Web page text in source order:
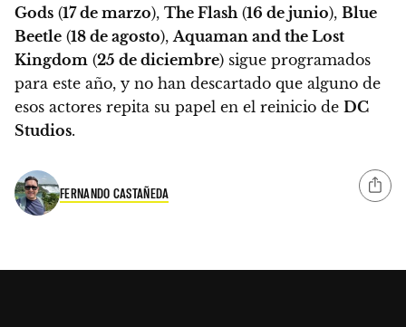
Gods (17 de marzo), The Flash(16 de junio), Blue
Beetle (18 de agosto),Aquaman and the Lost
Kingdom (25 de diciembre) sigue programados
para este año, y no han descartado que alguno de
esos actores repita su papel en el reinicio de DC
Studios.
FERNANDO CASTAÑEDA